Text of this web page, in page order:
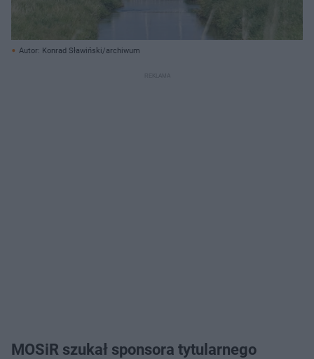
Autor: Konrad Sławiński/archiwum
MOSiR szukał sponsora tytularnego